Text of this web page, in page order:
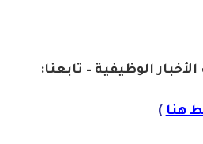
الوظيفية – تابعنا:
هنا )